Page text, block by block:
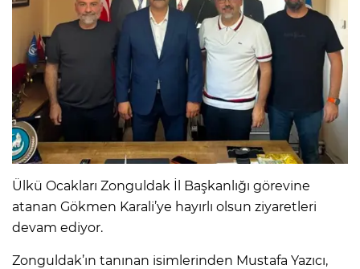
Ülkü Ocakları Zonguldak İl Başkanlığı görevine
atanan Gökmen Karali’ye hayırlı olsun ziyaretleri
devam ediyor.
Zonguldak’ın tanınan isimlerinden Mustafa Yazıcı,